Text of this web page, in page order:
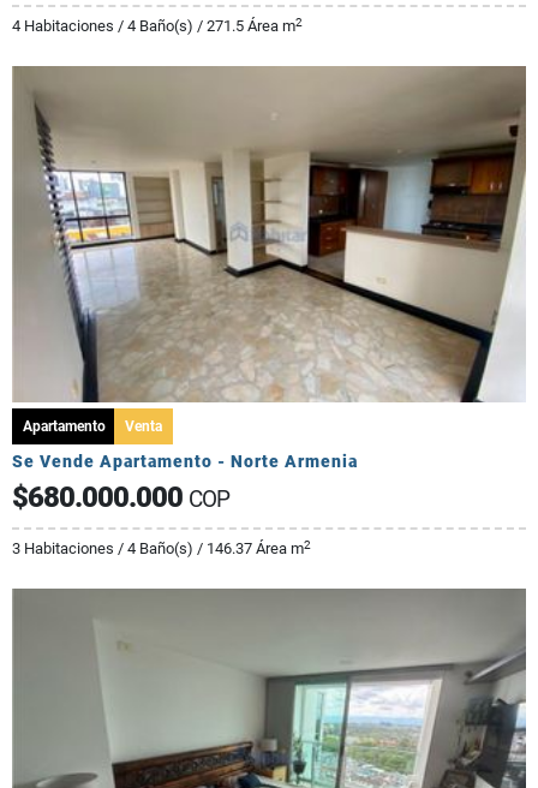
4 Habitaciones / 4 Baño(s) / 271.5 Área m2
Apartamento Venta
Se Vende Apartamento - Norte Armenia
$680.000.000 COP
3 Habitaciones / 4 Baño(s) / 146.37 Área m2